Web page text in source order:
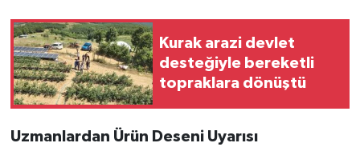
Kurak arazi devlet
desteğiyle bereketli
topraklara dönüştü
Uzmanlardan Ürün Deseni Uyarısı